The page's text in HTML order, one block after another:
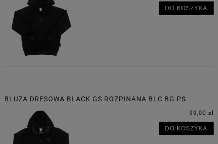
DO KOSZYKA
BLUZA DRESOWA BLACK GS ROZPINANA BLC BG PS
99,00 zł
DO KOSZYKA